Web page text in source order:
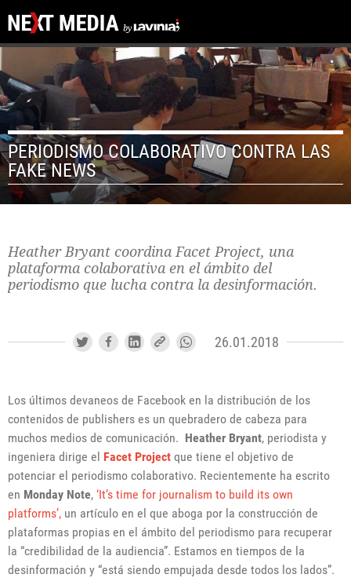
PERIODISMO COLABORATIVO CONTRA LAS
FAKE NEWS
Heather Bryant coordina Facet Project, una
plataforma colaborativa en el ámbito del
periodismo que lucha contra la desinformación.
26.01.2018
Los últimos devaneos de Facebook en la distribución de los
contenidos de publishers es un quebradero de cabeza para
muchos medios de comunicación. Heather Bryant, periodista y
ingeniera dirige el Facet Project que tiene el objetivo de
potenciar el periodismo colaborativo. Recientemente ha escrito
en Monday Note, ‘It’s time for journalism to build its own
platforms’, un artículo en el que aboga por la construcción de
plataformas propias en el ámbito del periodismo para recuperar
la “credibilidad de la audiencia”. Estamos en tiempos de la
desinformación y “está siendo empujada desde todos los lados”.